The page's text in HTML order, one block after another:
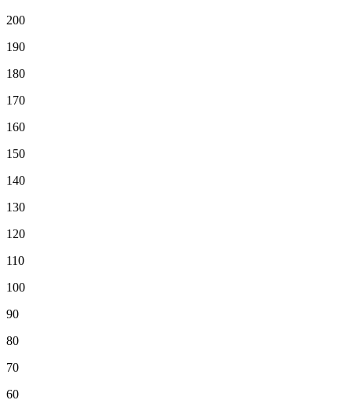
200
190
180
170
160
150
140
130
120
110
100
90
80
70
60